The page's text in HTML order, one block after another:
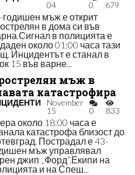
04
0 679
годишен мъж е открит
в дома си във
в полицията е
около 01:00 часа тази
Инцидентът е станал в
15 във варне...
мъж в
катастрофира
November
15
0 833
около 18:00 часа е
катастрофа близост до
Пострадал е 43-
мъж управлявал
джип „Форд”.Екипи на
и на Спеш...